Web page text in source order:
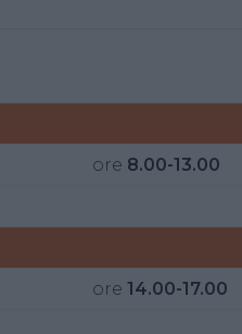
ore 8.00-13.00
ore 14.00-17.00